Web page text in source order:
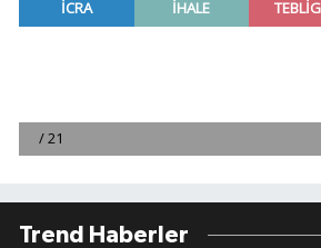
Trend Haberler